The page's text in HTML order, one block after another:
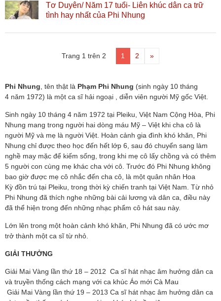
Tơ Duyên/ Năm 17 tuổi- Liên khúc dân ca trữ
tình hay nhất của Phi Nhung
Trang 1 trên 2 1 2 »
Phi Nhung , tên thật là Phạm Phi Nhung (sinh ngày 10 tháng
4 năm 1972) là một ca sĩ hải ngoại
, diễn viên người Mỹ gốc Việt.
Sinh ngày 10 tháng 4 năm 1972 tại Pleiku, Việt Nam Cộng Hòa, Phi
Nhung mang trong người hai dòng máu Mỹ – Việt khi cha cô là
người Mỹ và mẹ là người Việt. Hoàn cảnh gia đình khó khăn, Phi
Nhung chỉ được theo học đến hết lớp 6, sau đó chuyển sang làm
nghề may mặc để kiếm sống, trong khi mẹ cô lấy chồng và có thêm
5 người con cùng mẹ khác cha với cô. Trước đó Phi Nhung không
bao giờ được mẹ cô nhắc đến cha cô, là một quân nhân Hoa
Kỳ đồn trú tại Pleiku, trong thời kỳ chiến tranh tại Việt Nam. Từ nhỏ
Phi Nhung đã thích nghe những bài cải lương và dân ca, điều này
đã thể hiện trong đến những nhạc phẩm cô hát sau này.
Lớn lên trong một hoàn cảnh khó khăn, Phi Nhung đã có ước mơ
trở thành một ca sĩ từ nhỏ.
GIẢI THƯỞNG
Giải Mai Vàng lần thứ 18 – 2012 Ca sĩ hát nhạc âm hưởng dân ca
và truyền thống cách mạng với ca khúc Áo mới Cà Mau
Giải Mai Vàng lần thứ 19 – 2013 Ca sĩ hát nhạc âm hưởng dân ca